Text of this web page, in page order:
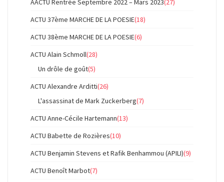
AACTU Rentrée Septembre 2022 – Mars 2023(27)
ACTU 37ème MARCHE DE LA POESIE(18)
ACTU 38ème MARCHE DE LA POESIE(6)
ACTU Alain Schmoll(28)
Un drôle de goût(5)
ACTU Alexandre Arditti(26)
L'assassinat de Mark Zuckerberg(7)
ACTU Anne-Cécile Hartemann(13)
ACTU Babette de Rozières(10)
ACTU Benjamin Stevens et Rafik Benhammou (APILI)(9)
ACTU Benoît Marbot(7)